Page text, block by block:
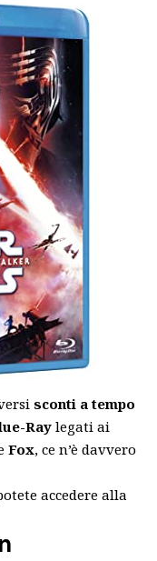
sconti a tempo
Ray legati ai
Fox, ce n’è davvero
accedere alla